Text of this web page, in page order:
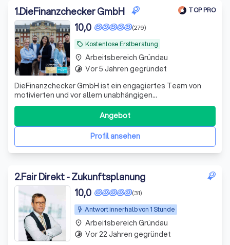
1.DieFinanzchecker GmbH TOP PRO
local_offer Kostenlose Erstberatung
(279)
10,0
DieFinanzchecker GmbH ist ein engagiertes Team von
motivierten und vor allem unabhängigen
Finanz-/Versicherungsmaklern aus dem Münsterland. Seit
2012 bieten wir unseren Kunden individuelle und
zielorientierte Produkte an, wobei wir den Fokus auf
Transparenz und Verständlichkeit setzen. Wir sind uns
Profil ansehen
Angebot
place Arbeitsbereich Gründau
timelapse Vor 5 Jahren gegründet
2.Fair Direkt - Zukunftsplanung
Antwort innerhalb von 1 Stunde
(31)
10,0
place Arbeitsbereich Gründau
timelapse Vor 22 Jahren gegründet